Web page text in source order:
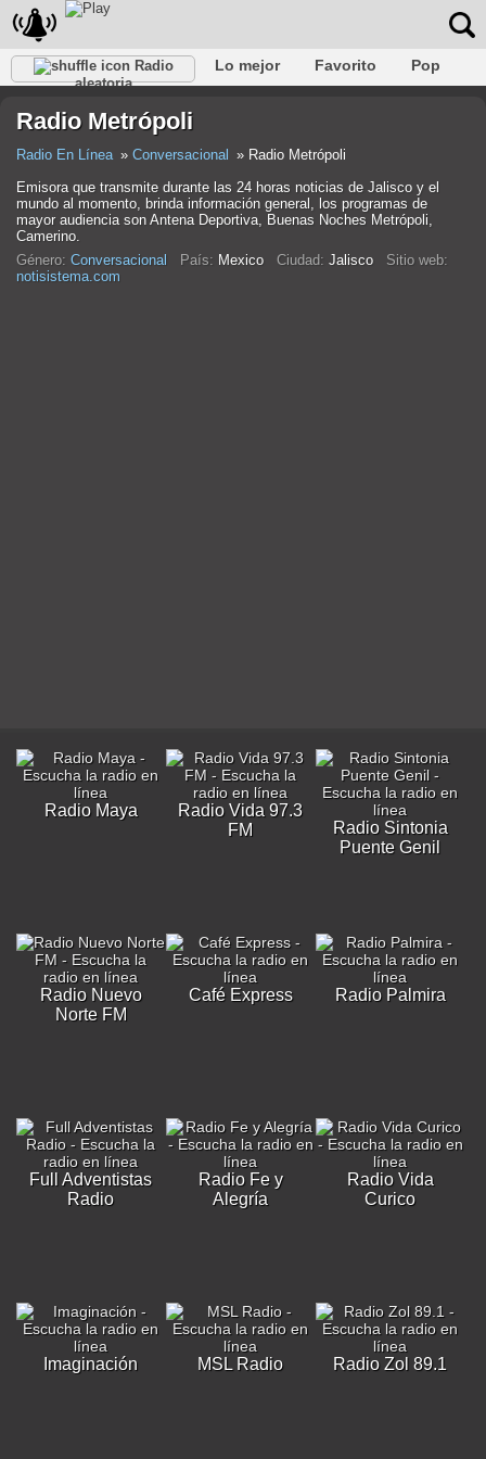
Radio
aleatoria
Lo mejor Favorito
Pop
Rap
Trans Falk
Radio Metrópoli
Radio En Línea Conversacional
Radio Metrópoli
Emisora que transmite durante las 24 horas noticias de Jalisco y el
mundo al momento, brinda información general, los programas de
mayor audiencia son Antena Deportiva, Buenas Noches Metrópoli,
Camerino.
Género: Conversacional País: Mexico Ciudad: Jalisco Sitio web:
notisistema.com
Radio Maya
Radio Vida 97.3
FM
Radio Sintonia
Puente Genil
Radio Nuevo
Norte FM
Café Express Radio Palmira
Full Adventistas
Radio
Radio Fe y
Alegría
Radio Vida
Curico
Imaginación MSL Radio Radio Zol 89.1